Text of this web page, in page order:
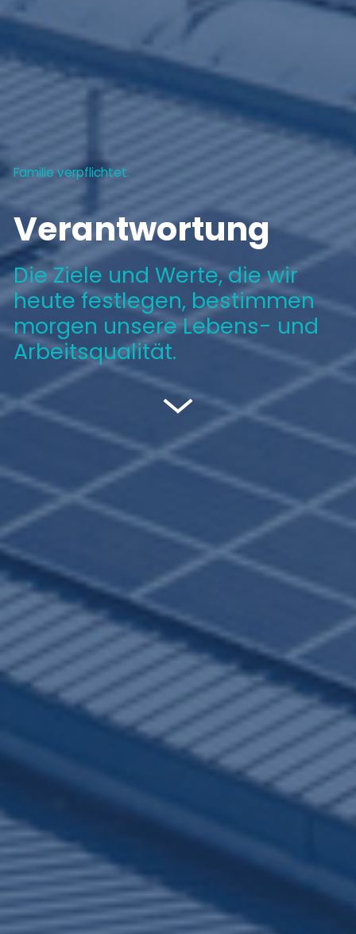
Familie verpflichtet.
Verantwortung
Die Ziele und Werte, die wir
heute festlegen, bestimmen
morgen unsere Lebens- und
Arbeitsqualität.